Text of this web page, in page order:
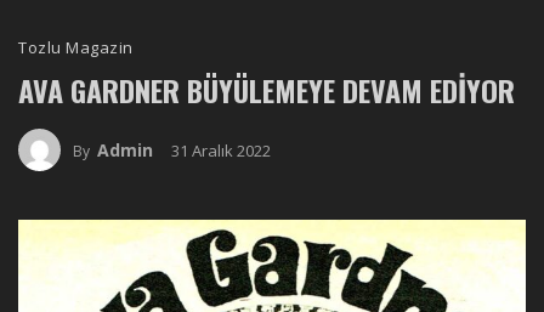
Tozlu Magazin
AVA GARDNER BÜYÜLEMEYE DEVAM EDIYOR
By Admin 31 Aralık 2022